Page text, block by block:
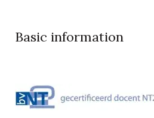
Basic information